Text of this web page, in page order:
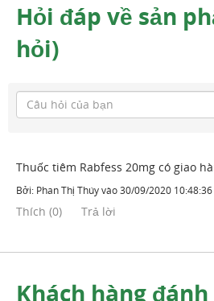
Hỏi đáp về sản
hỏi)
Thuốc tiêm Rabfess 20mg có giao
Bởi: Phan Thị Thúyvào30/09/2020 10:48:36
Thích (0) Trả lời
Khách hàng đánh